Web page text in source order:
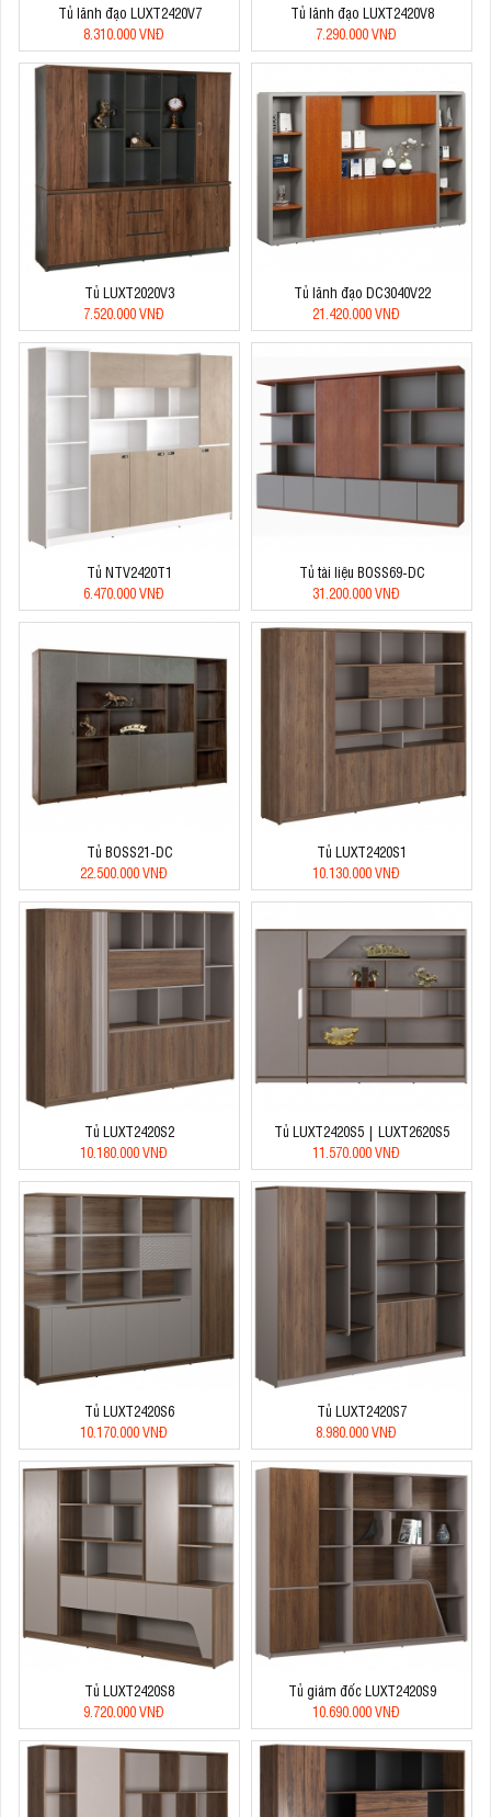
Tủ lãnh đạo LUXT2420V7
8.310.000 VNĐ
Tủ lãnh đạo LUXT2420V8
7.290.000 VNĐ
Tủ LUXT2020V3
7.520.000 VNĐ
Tủ lãnh đạo DC3040V22
21.420.000 VNĐ
Tủ NTV2420T1
6.470.000 VNĐ
Tủ tài liệu BOSS69-DC
31.200.000 VNĐ
Tủ BOSS21-DC
22.500.000 VNĐ
Tủ LUXT2420S1
10.130.000 VNĐ
Tủ LUXT2420S2
10.180.000 VNĐ
Tủ LUXT2420S5 | LUXT2620S5
11.570.000 VNĐ
Tủ LUXT2420S6
10.170.000 VNĐ
Tủ LUXT2420S7
8.980.000 VNĐ
Tủ LUXT2420S8
9.720.000 VNĐ
Tủ giám đốc LUXT2420S9
10.690.000 VNĐ